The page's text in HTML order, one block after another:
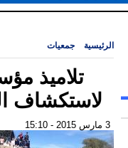
الرئيسية جمعيات
تلاميذ
لاستكشاف
3 مارس 2015 - 15:10